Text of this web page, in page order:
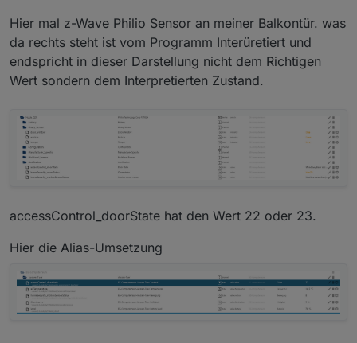
Hier mal z-Wave Philio Sensor an meiner Balkontür. was
da rechts steht ist vom Programm Interüretiert und
endspricht in dieser Darstellung nicht dem Richtigen
Wert sondern dem Interpretierten Zustand.
accessControl_doorState hat den Wert 22 oder 23.
Hier die Alias-Umsetzung